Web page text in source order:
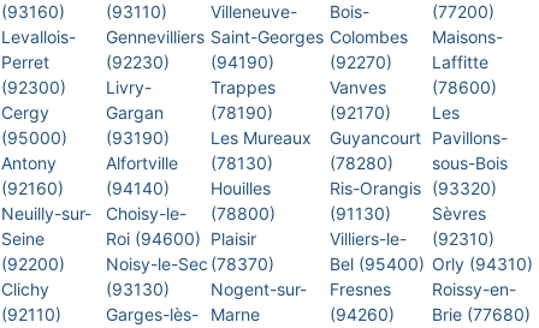
(93160)
Levallois-
Perret
(92300)
Cergy
(95000)
Antony
(92160)
Neuilly-sur-
Seine
(92200)
Clichy
(92110)
(93110)
Gennevilliers
(92230)
Livry-
Gargan
(93190)
Alfortville
(94140)
Choisy-le-
Roi (94600)
Noisy-le-Sec
(93130)
Garges-lès-
Villeneuve-
Saint-Georges
(94190)
Trappes
(78190)
Les Mureaux
(78130)
Houilles
(78800)
Plaisir
(78370)
Nogent-sur-
Marne
Bois-
Colombes
(92270)
Vanves
(92170)
Guyancourt
(78280)
Ris-Orangis
(91130)
Villiers-le-
Bel (95400)
Fresnes
(94260)
(77200)
Maisons-
Laffitte
(78600)
Les
Pavillons-
sous-Bois
(93320)
Sèvres
(92310)
Orly (94310)
Roissy-en-
Brie (77680)